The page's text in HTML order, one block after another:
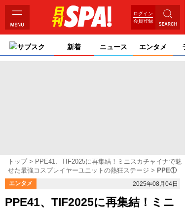
ログイン
会員登録
サブスク 新着 ニュース エンタメ
トップ
PPE41、TIF2025に再集結！ミニスカチャイナで魅
せた最強コスプレイヤーユニットの熱狂ステージ
PPE①
エンタメ 2025年08月04日
PPE41、TIF2025に再集結！ミニ